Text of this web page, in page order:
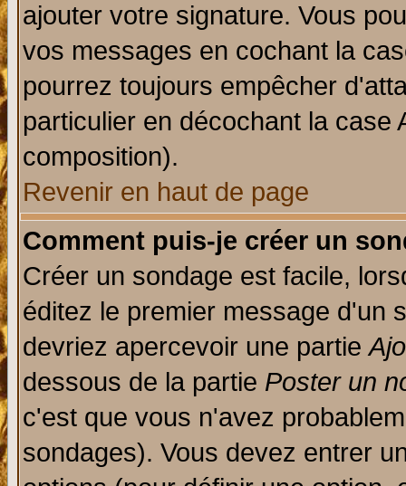
ajouter votre signature. Vous
vos messages en cochant la
pourrez toujours empêcher
particulier en décochant la
composition).
Revenir en haut de page
Comment puis-je créer un
Créer un sondage est facile,
éditez le premier message d'un
devriez apercevoir une partie
dessous de la partie Poster un
c'est que vous n'avez
sondages). Vous devez entrer